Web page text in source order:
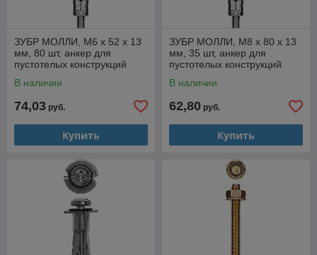
ЗУБР МОЛЛИ, М6 х 52 х 13
мм, 80 шт, анкер для
пустотелых конструкций
В наличии
74,03 руб.
Купить
ЗУБР МОЛЛИ, М8 х 80 х 13
мм, 35 шт, анкер для
пустотелых конструкций
В наличии
62,80 руб.
Купить